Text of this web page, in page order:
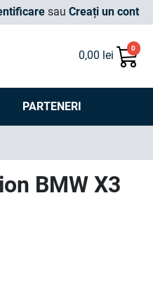
sau Creați un cont
0,00 lei
0
PARTENERI
BMW X3